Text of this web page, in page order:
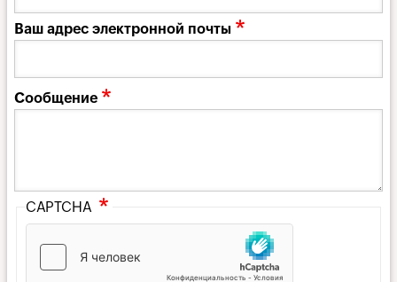
Ваш адрес электронной почты
Сообщение
CAPTCHA